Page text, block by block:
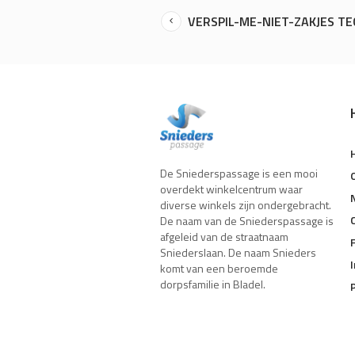
VERSPIL-ME-NIET-ZAKJES
De Sniederspassage is een mooi
overdekt winkelcentrum waar
diverse winkels zijn ondergebracht.
De naam van de Sniederspassage is
afgeleid van de straatnaam
Sniederslaan. De naam Snieders
komt van een beroemde
dorpsfamilie in Bladel.